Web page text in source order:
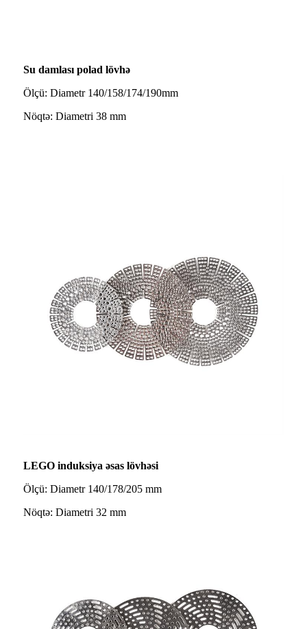
Su damlası polad lövhə
Ölçü: Diametr 140/158/174/190mm
Nöqtə: Diametri 38 mm
LEGO induksiya əsas lövhəsi
Ölçü: Diametr 140/178/205 mm
Nöqtə: Diametri 32 mm